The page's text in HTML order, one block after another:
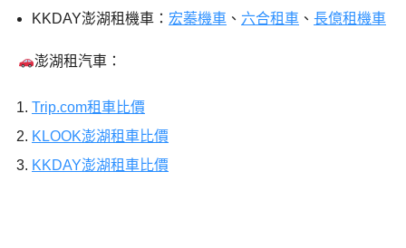
KKDAY澎湖租機車： 宏蓁機車 、 六合租車 、 長億租機車
澎湖租汽車：
Trip.com租車比價
KLOOK澎湖租車比價
KKDAY澎湖租車比價